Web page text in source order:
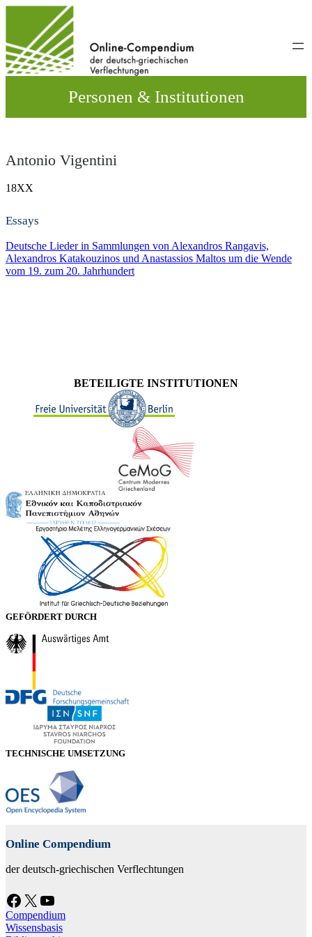
wechseln
Personen & Institutionen
Antonio Vigentini
18XX
Essays
Deutsche Lieder in Sammlungen von Alexandros Rangavis,
Alexandros Katakouzinos und Anastassios Maltos um die Wende
vom 19. zum 20. Jahrhundert
BETEILIGTE INSTITUTIONEN
GEFÖRDERT DURCH
TECHNISCHE UMSETZUNG
Online Compendium
der deutsch-griechischen Verflechtungen
Facebook X YouTube
Compendium
Wissensbasis